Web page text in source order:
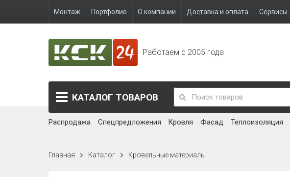
Монтаж Портфолио О компании Доставка и оплата Сервисы
Работаем с 2005 года
КАТАЛОГ ТОВАРОВ
Распродажа Спецпредложения Кровля Фасад Теплоизоляция
Главная Каталог Кровельные материалы